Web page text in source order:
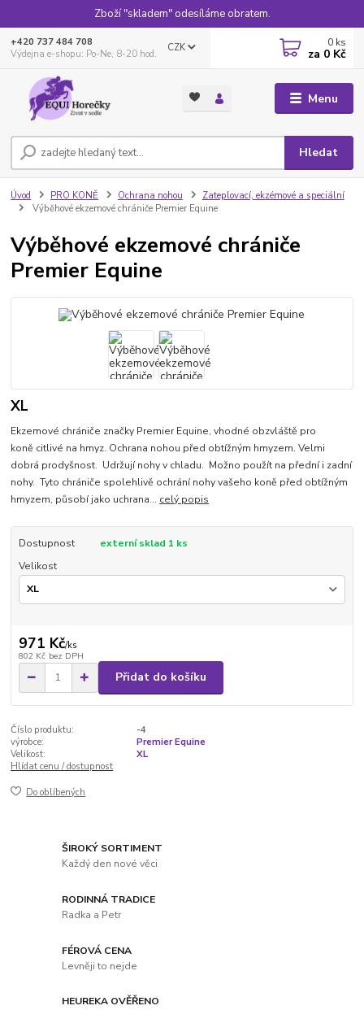
Zboží "skladem" odesíláme obratem.
Menu
CZK
Hledat
+420 737 484 708
Výdejna e-shopu: Po-Ne, 8-20 hod.
0 ks
za 0 Kč
Úvod PRO KONĚ Ochrana nohou
Zateplovací, ekzémové a speciální
Výběhové ekzemové chrániče Premier Equine
Výběhové ekzemové chrániče
Premier Equine
XL
Ekzemové chrániče značky Premier Equine, vhodné obzvláště pro
koně citlivé na hmyz. Ochrana nohou před obtížným hmyzem. Velmi
dobrá prodyšnost. Udržují nohy v chladu. Možno použít na přední i zadní
nohy. Tyto chrániče spolehlivě ochrání nohy vašeho koně před obtížným
hmyzem, působí jako uchrana... celý popis
Dostupnost
externí sklad 1 ks
Velikost
971 Kč/ks
802 Kč bez DPH
Přidat do košíku
Číslo produktu:
-4
výrobce:
Premier Equine
Velikost:
XL
Hlídat cenu / dostupnost
Do oblíbených
ŠIROKÝ SORTIMENT
Každý den nové věci
RODINNÁ TRADICE
Radka a Petr
FÉROVÁ CENA
Levněji to nejde
HEUREKA OVĚŘENO